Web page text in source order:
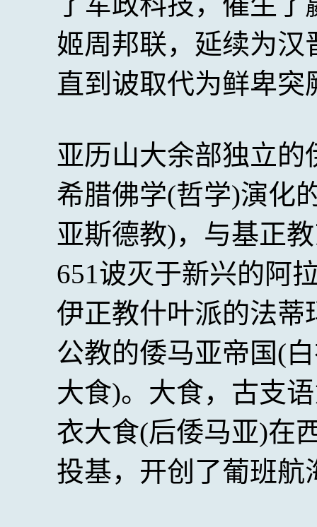
姬周邦联，延续为
直到诐取代为鲜卑突
亚历山大余部独立
希腊佛学(哲学)演化
亚斯德教)，与基正
651诐灭于新兴的阿
伊正教什叶派的法
公教的倭马亚帝国(
大食)。大食，古支
衣大食(后倭马亚)在
投基，开创了葡班航